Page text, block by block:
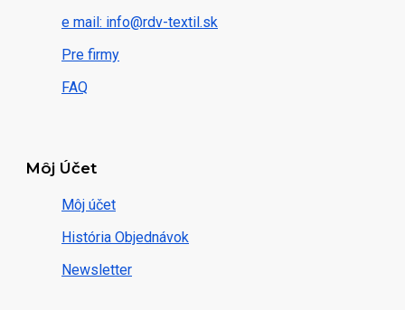
e mail: info@rdv-textil.sk
Pre firmy
FAQ
Môj Účet
Môj účet
História Objednávok
Newsletter